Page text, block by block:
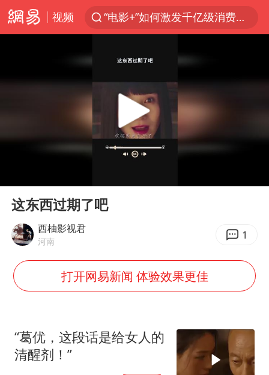
视频
“电影+”如何激发千亿级消费新活力？
中医教你一招提升气血
胜宏科技：股票交易异常波动
百花奖开幕式
胡彦斌获《歌手2026》歌王
名创优品回应女子吐槽内裤质量差
38岁演员求职万岁山NPC成功
国防部：中国军队坚决反制任何闹海挑衅图谋
Play
这东西过期了吧
西柚影视君
河南 1
打开网易新闻 体验效果更佳
“葛优，这段话是给女人的
清醒剂！”